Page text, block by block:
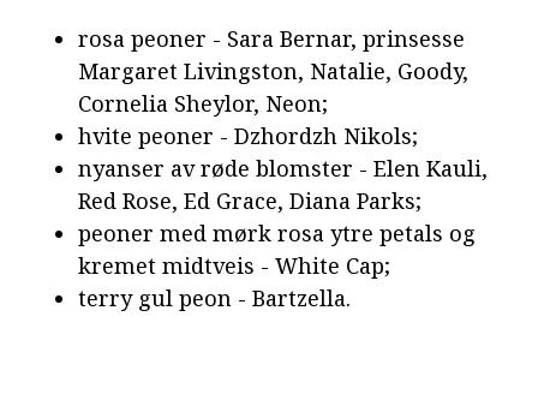
rosa peoner - Sara Bernar, prinsesse
Margaret Livingston, Natalie, Goody,
Cornelia Sheylor, Neon;
hvite peoner - Dzhordzh Nikols;
nyanser av røde blomster - Elen Kauli,
Red Rose, Ed Grace, Diana Parks;
peoner med mørk rosa ytre petals og
kremet midtveis - White Cap;
terry gul peon - Bartzella.